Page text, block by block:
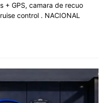
+ GPS, camara de recuo
control . NACIONAL